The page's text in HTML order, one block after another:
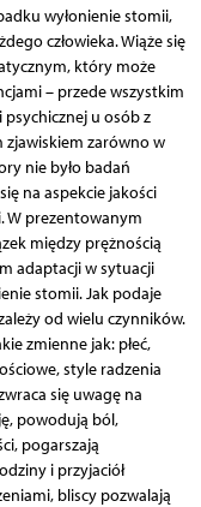
wyłonienie stomii,
człowieka. Wiąże się
który może
– przede wszystkim
u osób z
zjawiskiem zarówno w
nie było badań
na aspekcie jakości
W prezentowanym
między prężnością
adaptacji w sytuacji
stomii. Jak podaje
od wielu czynników.
zmienne jak: płeć,
style radzenia
się uwagę na
powodują ból,
pogarszają
i przyjaciół
bliscy pozwalają